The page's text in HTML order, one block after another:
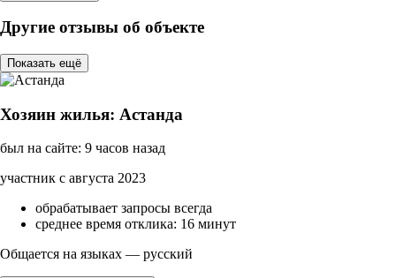
Другие отзывы об объекте
Показать ещё
Хозяин жилья: Астанда
был на сайте: 9 часов назад
участник с августа 2023
обрабатывает запросы всегда
среднее время отклика: 16 минут
Общается на языках — русский